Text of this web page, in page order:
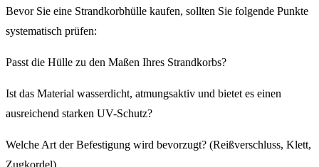
Bevor Sie eine Strandkorbhülle kaufen, sollten Sie folgende Punkte
systematisch prüfen:
Passt die Hülle zu den Maßen Ihres Strandkorbs?
Ist das Material wasserdicht, atmungsaktiv und bietet es einen
ausreichend starken UV-Schutz?
Welche Art der Befestigung wird bevorzugt? (Reißverschluss, Klett,
Zugkordel)